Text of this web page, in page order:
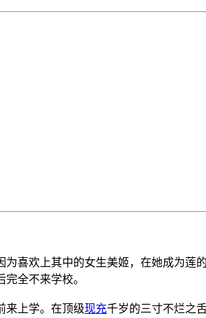
喜欢上其中的女生美姬，在她成为莲
全不来学校。
来上学。在顶级现充千岁的三寸不烂之